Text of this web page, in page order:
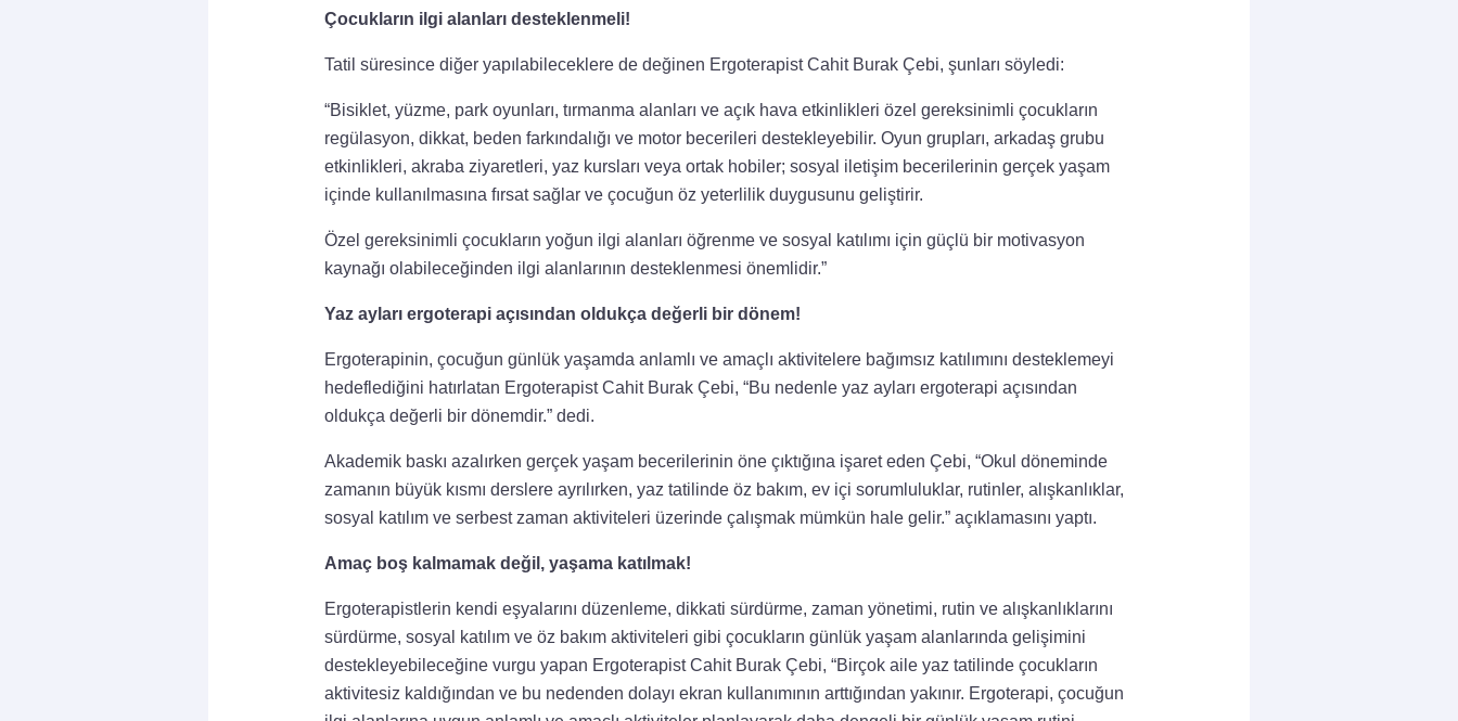
Çocukların ilgi alanları desteklenmeli!
Tatil süresince diğer yapılabileceklere de değinen Ergoterapist Cahit Burak Çebi, şunları söyledi:
“Bisiklet, yüzme, park oyunları, tırmanma alanları ve açık hava etkinlikleri özel gereksinimli çocukların
regülasyon, dikkat, beden farkındalığı ve motor becerileri destekleyebilir. Oyun grupları, arkadaş grubu
etkinlikleri, akraba ziyaretleri, yaz kursları veya ortak hobiler; sosyal iletişim becerilerinin gerçek yaşam
içinde kullanılmasına fırsat sağlar ve çocuğun öz yeterlilik duygusunu geliştirir.
Özel gereksinimli çocukların yoğun ilgi alanları öğrenme ve sosyal katılımı için güçlü bir motivasyon
kaynağı olabileceğinden ilgi alanlarının desteklenmesi önemlidir.”
Yaz ayları ergoterapi açısından oldukça değerli bir dönem!
Ergoterapinin, çocuğun günlük yaşamda anlamlı ve amaçlı aktivitelere bağımsız katılımını desteklemeyi
hedeflediğini hatırlatan Ergoterapist Cahit Burak Çebi, “Bu nedenle yaz ayları ergoterapi açısından
oldukça değerli bir dönemdir.” dedi.
Akademik baskı azalırken gerçek yaşam becerilerinin öne çıktığına işaret eden Çebi, “Okul döneminde
zamanın büyük kısmı derslere ayrılırken, yaz tatilinde öz bakım, ev içi sorumluluklar, rutinler, alışkanlıklar,
sosyal katılım ve serbest zaman aktiviteleri üzerinde çalışmak mümkün hale gelir.” açıklamasını yaptı.
Amaç boş kalmamak değil, yaşama katılmak!
Ergoterapistlerin kendi eşyalarını düzenleme, dikkati sürdürme, zaman yönetimi, rutin ve alışkanlıklarını
sürdürme, sosyal katılım ve öz bakım aktiviteleri gibi çocukların günlük yaşam alanlarında gelişimini
destekleyebileceğine vurgu yapan Ergoterapist Cahit Burak Çebi, “Birçok aile yaz tatilinde çocukların
aktivitesiz kaldığından ve bu nedenden dolayı ekran kullanımının arttığından yakınır. Ergoterapi, çocuğun